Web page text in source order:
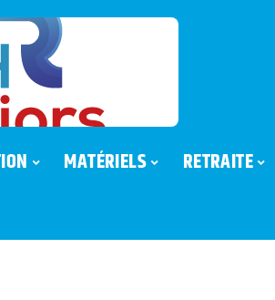
MATÉRIELS RETRAITE